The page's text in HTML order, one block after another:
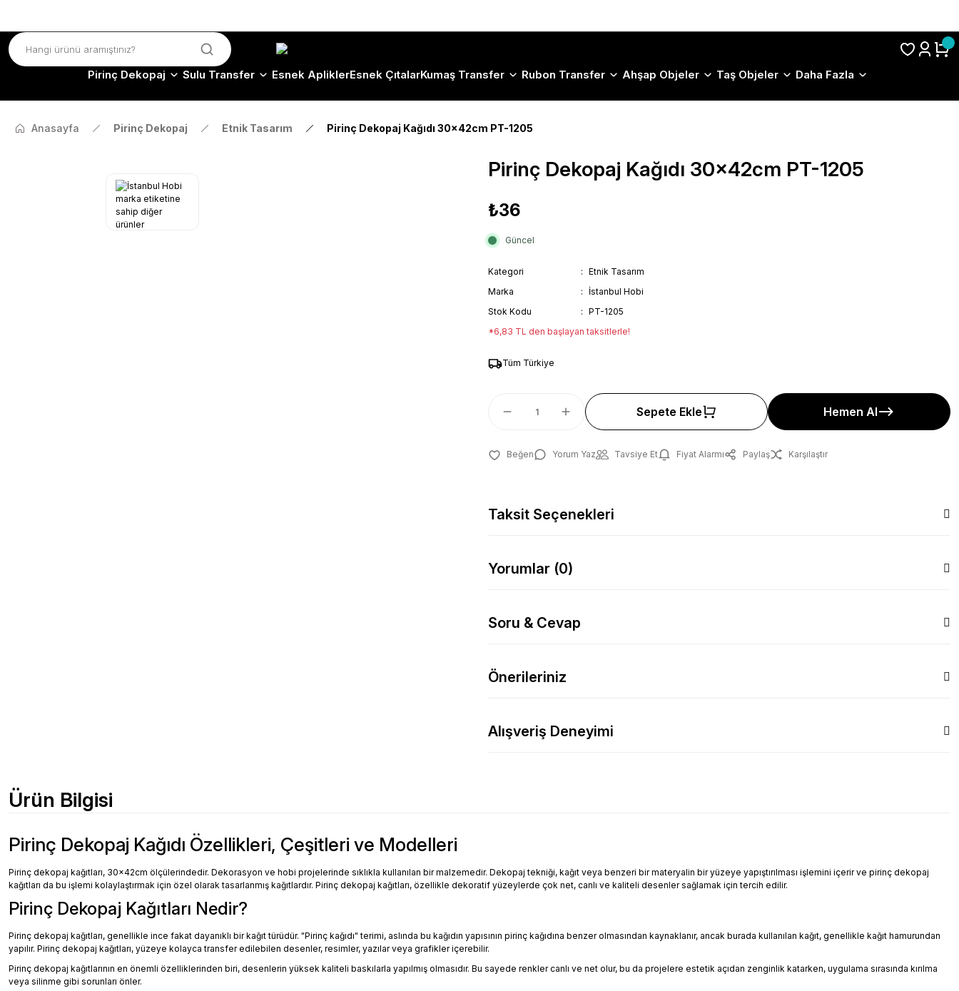
Pirinç Dekopaj Sulu Transfer Esnek ApliklerEsnek ÇıtalarKumaş Transfer Rubon Transfer Ahşap Objeler Taş Objeler Daha Fazla
Anasayfa Pirinç Dekopaj Etnik Tasarım Pirinç Dekopaj Kağıdı 30x42cm PT-1205
Pirinç Dekopaj Kağıdı 30x42cm PT-1205
₺36
Güncel
Kategori
Etnik Tasarım
Marka
İstanbul Hobi
Stok Kodu
PT-1205
*6,83 TL den başlayan taksitlerle!
Tüm Türkiye
Sepete Ekle Hemen Al
Yorum Yaz Tavsiye Et Fiyat Alarmı Paylaş Karşılaştır
Taksit Seçenekleri
Yorumlar (0)
Soru & Cevap
Önerileriniz
Alışveriş Deneyimi
Ürün Bilgisi
Pirinç Dekopaj Kağıdı Özellikleri, Çeşitleri ve Modelleri
Pirinç dekopaj kağıtları, 30x42cm ölçülerindedir. Dekorasyon ve hobi projelerinde sıklıkla kullanılan bir malzemedir. Dekopaj tekniği, kağıt veya benzeri bir materyalin bir yüzeye yapıştırılması işlemini içerir ve pirinç dekopaj
kağıtları da bu işlemi kolaylaştırmak için özel olarak tasarlanmış kağıtlardır. Pirinç dekopaj kağıtları, özellikle dekoratif yüzeylerde çok net, canlı ve kaliteli desenler sağlamak için tercih edilir.
Pirinç Dekopaj Kağıtları Nedir?
Pirinç dekopaj kağıtları, genellikle ince fakat dayanıklı bir kağıt türüdür. "Pirinç kağıdı" terimi, aslında bu kağıdın yapısının pirinç kağıdına benzer olmasından kaynaklanır, ancak burada kullanılan kağıt, genellikle kağıt hamurundan
yapılır. Pirinç dekopaj kağıtları, yüzeye kolayca transfer edilebilen desenler, resimler, yazılar veya grafikler içerebilir.
Pirinç dekopaj kağıtlarının en önemli özelliklerinden biri, desenlerin yüksek kaliteli baskılarla yapılmış olmasıdır. Bu sayede renkler canlı ve net olur, bu da projelere estetik açıdan zenginlik katarken, uygulama sırasında kırılma
veya silinme gibi sorunları önler.